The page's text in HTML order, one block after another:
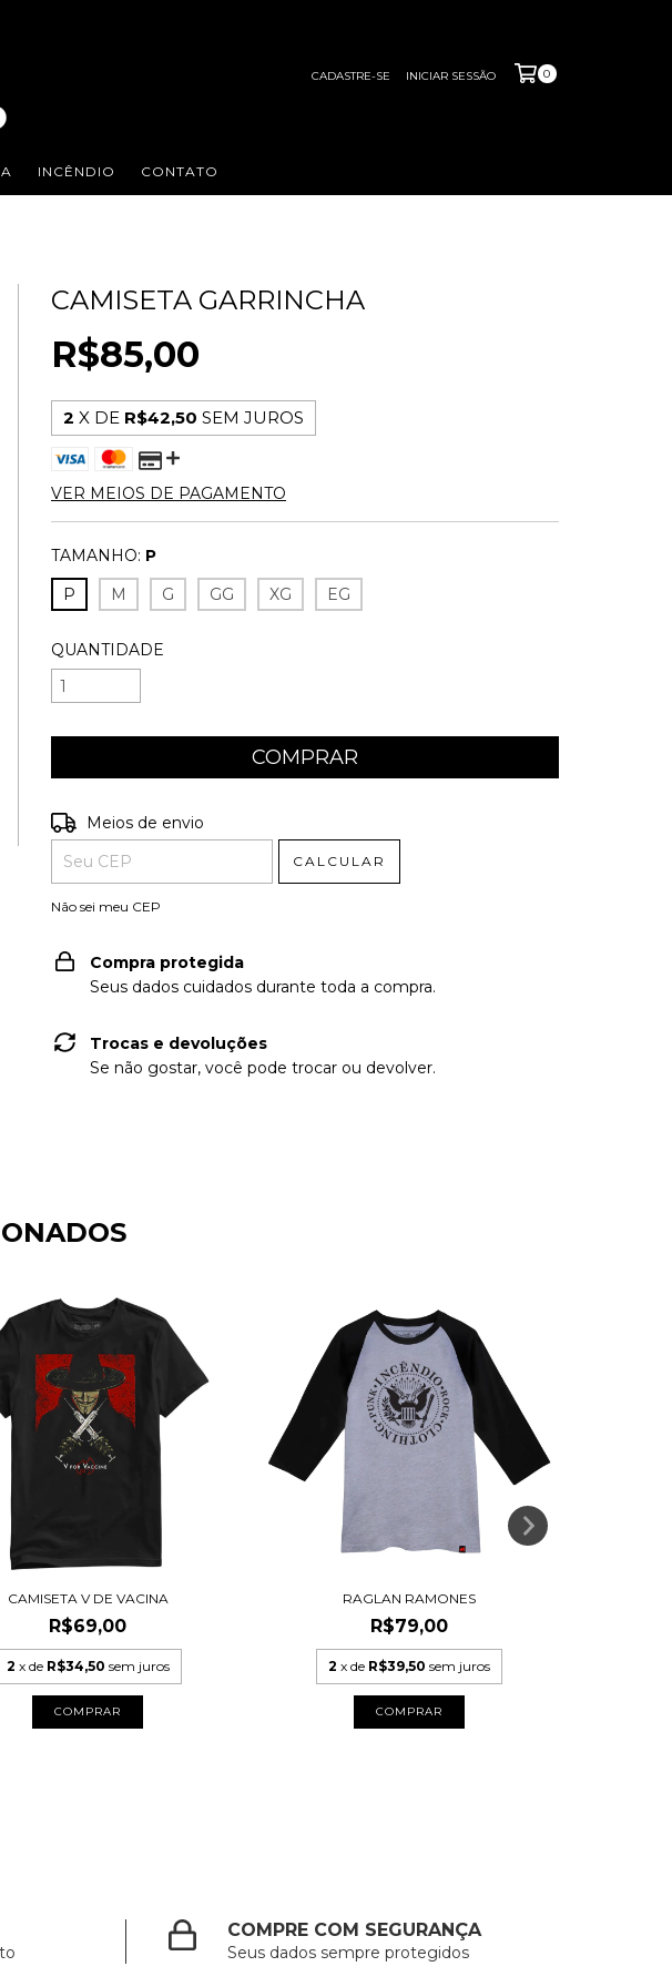
CADASTRE-SE INICIAR SESSÃO 0
INCÊNDIO CONTATO
CAMISETA GARRINCHA
R$85,00
2 X DE R$42,50 SEM JUROS
VER MEIOS DE PAGAMENTO
TAMANHO: P
P
M G GG XG EG
QUANTIDADE
Entregas para o CEP:
Meios de envio
CALCULAR
Não sei meu CEP
Compra protegida
Seus dados cuidados durante toda a compra.
Trocas e devoluções
Se não gostar, você pode trocar ou devolver.
CAMISETA V DE VACINA
R$69,00
2 x de R$34,50 sem juros
COMPRAR
RAGLAN RAMONES
R$79,00
2 x de R$39,50 sem juros
COMPRAR
COMPRE COM SEGURANÇA
Seus dados sempre protegidos